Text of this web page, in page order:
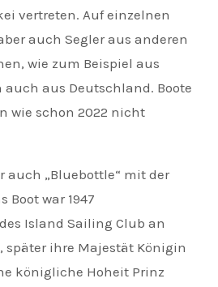
vertreten. Auf einzelnen
auch Segler aus anderen
wie zum Beispiel aus
auch aus Deutschland. Boote
wie schon 2022 nicht
auch „Bluebottle“ mit der
Boot war 1947
Island Sailing Club an
später ihre Majestät Königin
königliche Hoheit Prinz